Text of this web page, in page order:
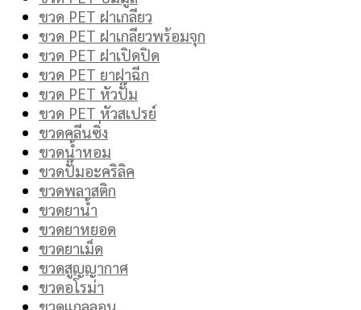
ขวด PET ฝาเกลียว
ขวด PET ฝาเกลียวพร้อมจุก
ขวด PET ฝาเปิดปิด
ขวด PET ยาฝาฉีก
ขวด PET หัวปั๊ม
ขวด PET หัวสเปรย์
ขวดคลีนซิ่ง
ขวดน้ำหอม
ขวดปั๊มอะคริลิค
ขวดพลาสติก
ขวดยาน้ำ
ขวดยาหยอด
ขวดยาเม็ด
ขวดสูญญากาศ
ขวดอโรม่า
ขวดแกลลอน